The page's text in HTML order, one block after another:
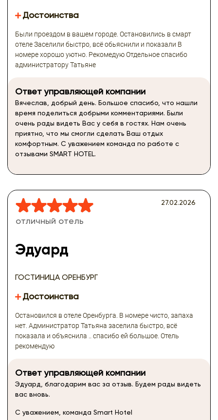
Достоинства
Были проездом в вашем городе. Остановились в смарт
отеле Заселили быстро, всё обьяснили и показали В
номере хорошо уютно. Рекомедую Отдельное спасибо
администратору Татьяне
Ответ управляющей компании
Вячеслав, добрый день. Большое спасибо, что нашли
время поделиться добрыми комментариями. Были
очень рады видеть Вас у себя в гостях. Нам очень
приятно, что мы смогли сделать Ваш отдых
комфортным. С уважением команда по работе с
отзывами SMART HOTEL.
отличный отель
Эдуард
ГОСТИНИЦА ОРЕНБУРГ
27.02.2026
Достоинства
Остановился в отеле Оренбурга. В номере чисто, запаха
нет. Администратор Татьяна заселила быстро, всё
показала и объяснила .. спасибо ей большое. Отель
рекомендую
Ответ управляющей компании
Эдуард, благодарим вас за отзыв. Будем рады видеть
вас вновь.
С уважением, команда Smart Hotel